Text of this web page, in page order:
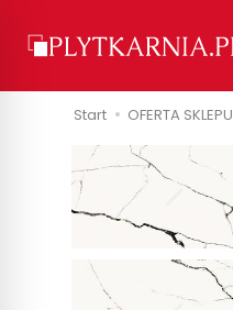
Start OFERTA SKLEPU